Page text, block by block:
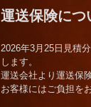
運送保険につ
2026年3月25日見積
します。
運送会社より運送保
お客様にはご負担を